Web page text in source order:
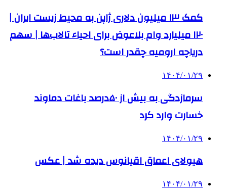
کمک‌ ۱۳ میلیون دلاری ژاپن به محیط زیست ایران |
۱۲۰ میلیارد وام بلاعوض برای احیاء تالاب‌ها | سهم
دریاچه ارومیه چقدر است؟
۱۴۰۴/۰۱/۲۹
سرمازدگی به بیش از ۵۰درصد باغات دماوند
خسارت وارد کرد
۱۴۰۴/۰۱/۲۹
هیولای اعماق اقیانوس دیده شد | عکس
۱۴۰۴/۰۱/۲۹